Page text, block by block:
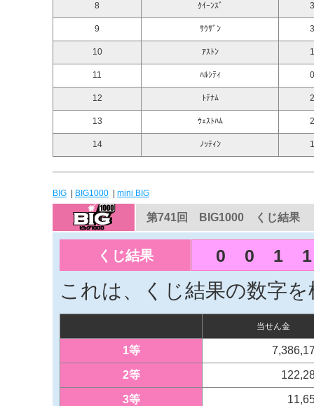
8 ｸｲｰﾝｽﾞ
9 ｻｳｻﾞﾝ
10 ｱｽﾄﾝ
11 ﾊﾙｼﾃｨ
12 ﾄﾃﾅﾑ
13 ｳｪｽﾄﾊﾑ
14 ﾉｯﾃｨﾝ
BIG BIG1000 mini BIG
第741回 BIG1000 くじ結果
くじ結果 0 0 1 1
これは、くじ結果の数字
当せん金
1等
2等
3等